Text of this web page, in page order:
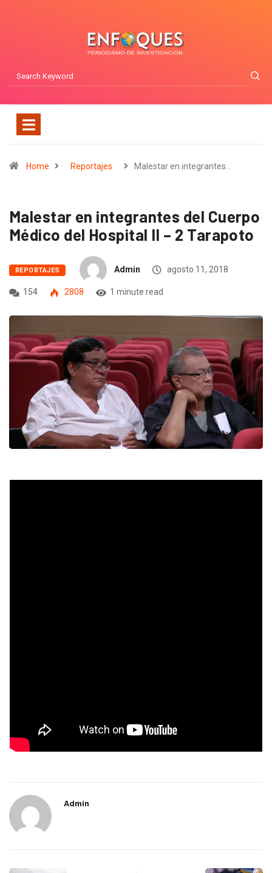
Home Reportajes Malestar en integrantes…
Malestar en integrantes del Cuerpo
Médico del Hospital II – 2 Tarapoto
REPORTAJES Admin agosto 11, 2018
154 2808 1 minute read
Admin